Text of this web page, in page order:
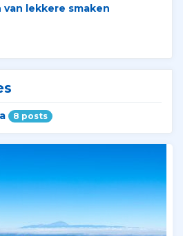
van lekkere smaken
8 posts